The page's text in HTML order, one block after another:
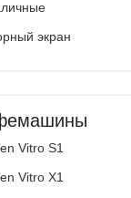
экран
Vitro S1
Vitro X1